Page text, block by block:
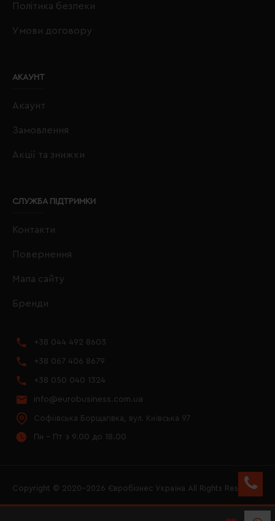
Політика безпеки
Умови договору
АКАУНТ
Акаунт
Замовлення
Акції та знижки
СЛУЖБА ПІДТРИМКИ
Контакти
Повернення
Мапа сайту
Бренди
+38 044 492 8603
+38 067 406 8679
+38 050 040 1324
info@eurobusiness.com.ua
Софіївська Борщагівка, вул. Київська 97
Пн - Пт з 9.00 до 18.00
Copyright © 2020–2026 Євробізнес Україна All Rights Reserved